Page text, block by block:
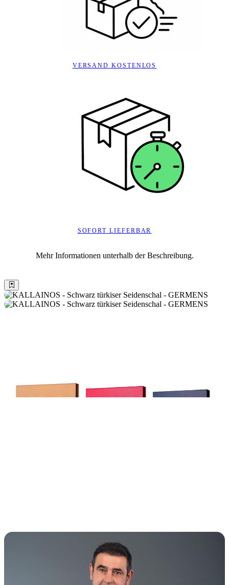
VERSAND KOSTENLOS
SOFORT LIEFERBAR
Mehr Informationen unterhalb der Beschreibung.